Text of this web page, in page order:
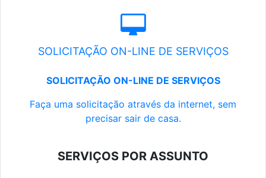
SOLICITAÇÃO ON-LINE DE SERVIÇOS
SOLICITAÇÃO ON-LINE DE SERVIÇOS
Faça uma solicitação através da internet, sem
precisar sair de casa.
SERVIÇOS POR ASSUNTO